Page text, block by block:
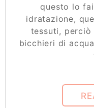
questo lo
idratazione,
tessuti,
bicchieri di